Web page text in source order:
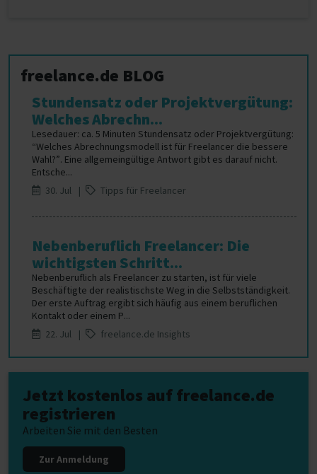
freelance.de BLOG
Stundensatz oder Projektvergütung:
Welches Abrechn...
Lesedauer: ca. 5 Minuten Stundensatz oder Projektvergütung:
“Welches Abrechnungsmodell ist für Freelancer die bessere
Wahl?”. Eine allgemeingültige Antwort gibt es darauf nicht.
Entsche...
30. Jul |
Tipps für Freelancer
Nebenberuflich Freelancer: Die
wichtigsten Schritt...
Nebenberuflich als Freelancer zu starten, ist für viele
Beschäftigte der realistischste Weg in die Selbstständigkeit.
Der erste Auftrag ergibt sich häufig aus einem beruflichen
Kontakt oder einem P...
22. Jul |
freelance.de Insights
Jetzt kostenlos auf freelance.de
registrieren
Arbeiten Sie mit den Besten
Zur Anmeldung